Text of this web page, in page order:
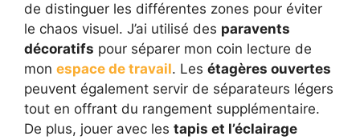
de distinguer les différentes zones pour éviter
le chaos visuel. J’ai utilisé des paravents
décoratifs pour séparer mon coin lecture de
mon espace de travail. Les étagères ouvertes
peuvent également servir de séparateurs légers
tout en offrant du rangement supplémentaire.
De plus, jouer avec les tapis et l’éclairage